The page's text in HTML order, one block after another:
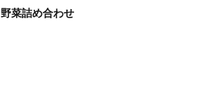
菜詰め合わせ